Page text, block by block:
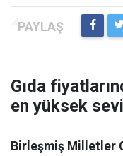
Gıda
en yüksek
Birleşmiş Milletler